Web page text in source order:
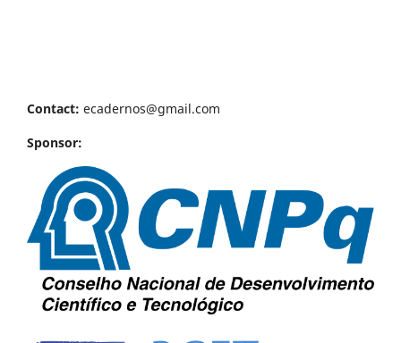
Contact: ecadernos@gmail.com
Sponsor: